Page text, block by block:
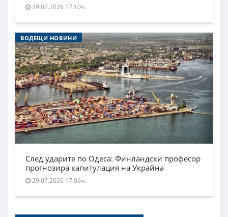
29.07.2026 17:10ч.
ВОДЕЩИ НОВИНИ
След ударите по Одеса: Финландски професор
прогнозира капитулация на Украйна
29.07.2026 17:06ч.